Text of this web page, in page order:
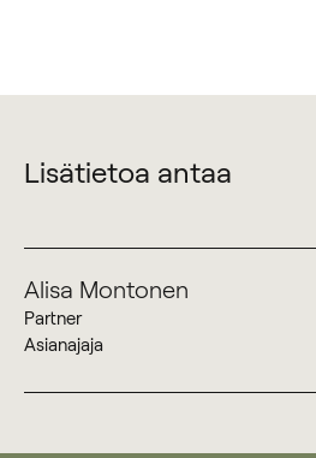
Lisätietoa antaa
Alisa Montonen
Partner
Asianajaja